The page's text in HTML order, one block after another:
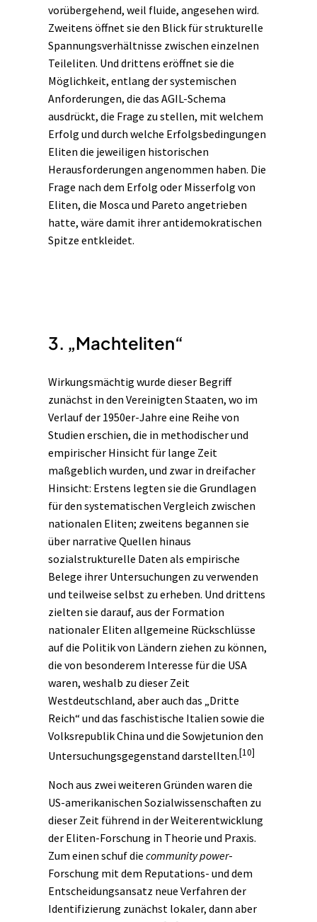
vorübergehend, weil fluide, angesehen wird.
Zweitens öffnet sie den Blick für strukturelle
Spannungsverhältnisse zwischen einzelnen
Teileliten. Und drittens eröffnet sie die
Möglichkeit, entlang der systemischen
Anforderungen, die das AGIL-Schema
ausdrückt, die Frage zu stellen, mit welchem
Erfolg und durch welche Erfolgsbedingungen
Eliten die jeweiligen historischen
Herausforderungen angenommen haben. Die
Frage nach dem Erfolg oder Misserfolg von
Eliten, die Mosca und Pareto angetrieben
hatte, wäre damit ihrer antidemokratischen
Spitze entkleidet.
3. „Machteliten“
Wirkungsmächtig wurde dieser Begriff
zunächst in den Vereinigten Staaten, wo im
Verlauf der 1950er-Jahre eine Reihe von
Studien erschien, die in methodischer und
empirischer Hinsicht für lange Zeit
maßgeblich wurden, und zwar in dreifacher
Hinsicht: Erstens legten sie die Grundlagen
für den systematischen Vergleich zwischen
nationalen Eliten; zweitens begannen sie
über narrative Quellen hinaus
sozialstrukturelle Daten als empirische
Belege ihrer Untersuchungen zu verwenden
und teilweise selbst zu erheben. Und drittens
zielten sie darauf, aus der Formation
nationaler Eliten allgemeine Rückschlüsse
auf die Politik von Ländern ziehen zu können,
die von besonderem Interesse für die USA
waren, weshalb zu dieser Zeit
Westdeutschland, aber auch das „Dritte
Reich“ und das faschistische Italien sowie die
Volksrepublik China und die Sowjetunion den
Untersuchungsgegenstand darstellten.[10]
Noch aus zwei weiteren Gründen waren die
US-amerikanischen Sozialwissenschaften zu
dieser Zeit führend in der Weiterentwicklung
der Eliten-Forschung in Theorie und Praxis.
Zum einen schuf die community power-
Forschung mit dem Reputations- und dem
Entscheidungsansatz neue Verfahren der
Identifizierung zunächst lokaler, dann aber